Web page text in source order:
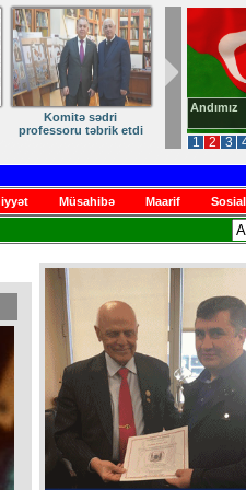
1 2 3
Andımız
Ruhumuzun manifesti
Müsahibə Maarif